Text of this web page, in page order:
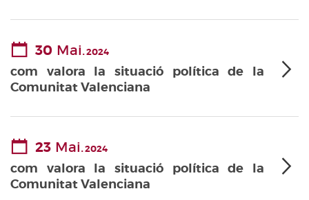
30 Mai.2024
com valora la situació política de la
Comunitat Valenciana
23 Mai.2024
com valora la situació política de la
Comunitat Valenciana